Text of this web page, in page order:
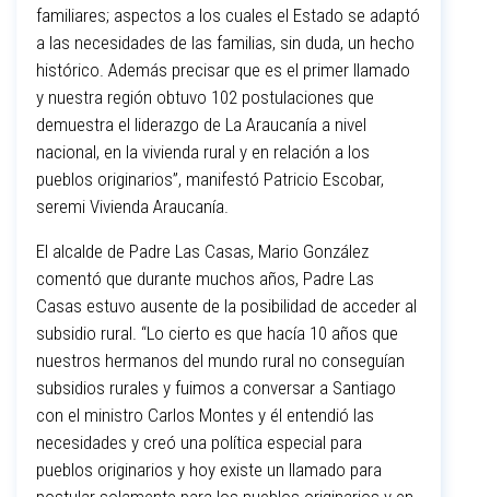
familiares; aspectos a los cuales el Estado se adaptó
a las necesidades de las familias, sin duda, un hecho
histórico. Además precisar que es el primer llamado
y nuestra región obtuvo 102 postulaciones que
demuestra el liderazgo de La Araucanía a nivel
nacional, en la vivienda rural y en relación a los
pueblos originarios”, manifestó Patricio Escobar,
seremi Vivienda Araucanía.
El alcalde de Padre Las Casas, Mario González
comentó que durante muchos años, Padre Las
Casas estuvo ausente de la posibilidad de acceder al
subsidio rural. “Lo cierto es que hacía 10 años que
nuestros hermanos del mundo rural no conseguían
subsidios rurales y fuimos a conversar a Santiago
con el ministro Carlos Montes y él entendió las
necesidades y creó una política especial para
pueblos originarios y hoy existe un llamado para